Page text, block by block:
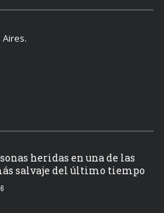
Aires.
heridas en una de las
salvaje del último tiempo